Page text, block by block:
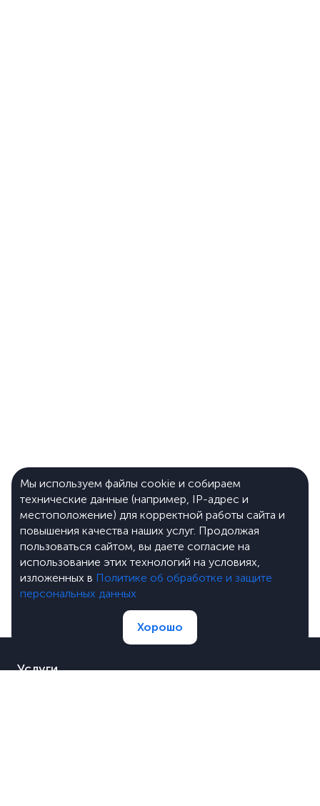
Услуги
Мы используем файлы cookie и собираем
технические данные (например, IP-адрес и
местоположение) для корректной работы сайта и
повышения качества наших услуг. Продолжая
пользоваться сайтом, вы даете согласие на
использование этих технологий на условиях,
изложенных в Политике об обработке и защите
персональных данных
Хорошо